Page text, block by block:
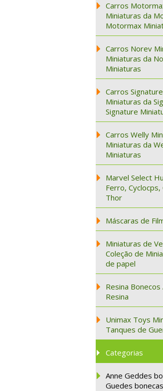
Carros
Miniaturas da
Motormax
Carros Norev
Miniaturas da
Miniaturas
Carros
Miniaturas da
Signature
Carros Welly
Miniaturas da
Miniaturas
Marvel Select
Ferro,
Thor
Máscaras de
Miniaturas de
Coleção de
de papel
Resina
Resina
Unimax Toys
Tanques de
Categorias
Anne Geddes
Guedes bonecas